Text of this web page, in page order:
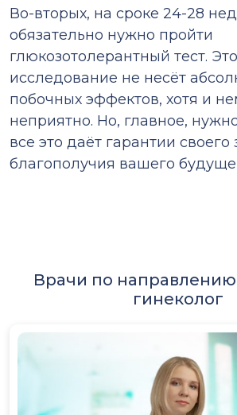
Во-вторых, на сроке 24-28
обязательно нужно пройти
глюкозотолерантный тест. Это
исследование не несёт
побочных эффектов, хотя и
неприятно. Но, главное,
все это даёт гарантии своего
благополучия вашего
Врачи по направлению
гинеколог